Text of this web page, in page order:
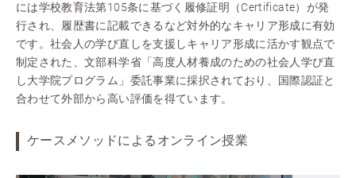
には学校教育法第105条に基づく履修証明（Certificate）が発
行され、履歴書に記載できるなど対外的なキャリア形成に有効
です。社会人の学び直しを支援しキャリア形成に活かす観点で
制定された、文部科学省「高度人材養成のための社会人学び直
し大学院プログラム」委託事業に採択されており、国際認証と
合わせて外部から高い評価を得ています。
ケースメソッドによるオンライン授業